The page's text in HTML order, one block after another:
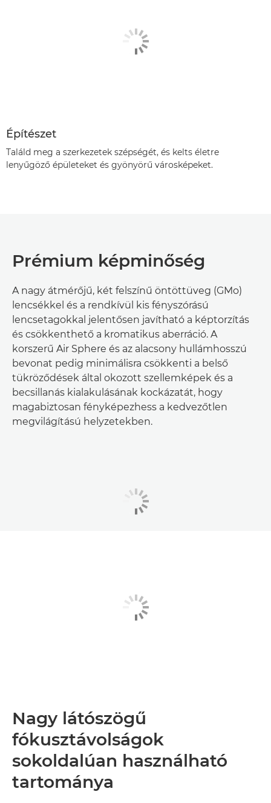
Építészet
Találd meg a szerkezetek szépségét, és kelts életre
lenyűgöző épületeket és gyönyörű városképeket.
Prémium képminőség
A nagy átmérőjű, két felszínű öntöttüveg (GMo)
lencsékkel és a rendkívül kis fényszórású
lencsetagokkal jelentősen javítható a képtorzítás
és csökkenthető a kromatikus aberráció. A
korszerű Air Sphere és az alacsony hullámhosszú
bevonat pedig minimálisra csökkenti a belső
tükröződések által okozott szellemképek és a
becsillanás kialakulásának kockázatát, hogy
magabiztosan fényképezhess a kedvezőtlen
megvilágítású helyzetekben.
Nagy látószögű
fókusztávolságok
sokoldalúan használható
tartománya